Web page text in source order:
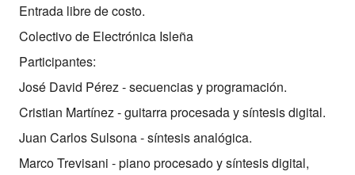
Entrada libre de costo.
Colectivo de Electrónica Isleña
Participantes:
José David Pérez - secuencias y programación.
Cristian Martínez - guitarra procesada y síntesis digital.
Juan Carlos Sulsona - síntesis analógica.
Marco Trevisani - piano procesado y síntesis digital,